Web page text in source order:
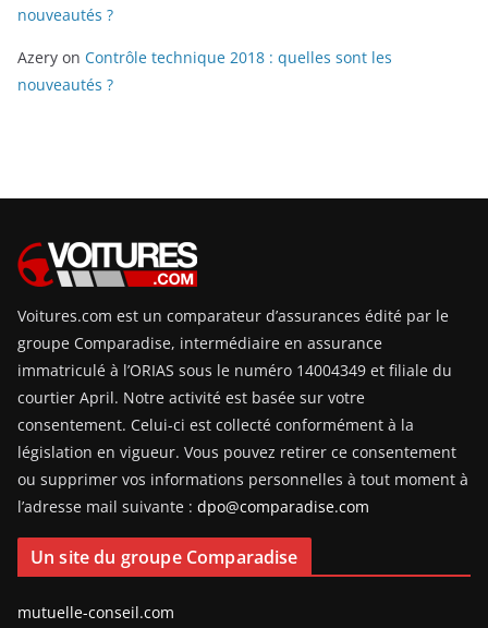
nouveautés ?
Azery on Contrôle technique 2018 : quelles sont les
nouveautés ?
Voitures.com est un comparateur d’assurances édité par le
groupe Comparadise, intermédiaire en assurance
immatriculé à l’ORIAS sous le numéro 14004349 et filiale du
courtier April. Notre activité est basée sur votre
consentement. Celui-ci est collecté conformément à la
législation en vigueur. Vous pouvez retirer ce consentement
ou supprimer vos informations personnelles à tout moment à
l’adresse mail suivante : dpo@comparadise.com
Un site du groupe Comparadise
mutuelle-conseil.com